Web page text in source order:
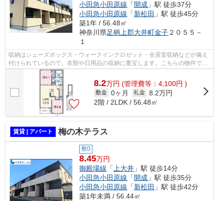
小田急小田原線 「開成 」駅 徒歩37分
小田急小田原線 「新松田 」駅 徒歩45分
築1年 / 56.48㎡
神奈川県足柄上郡大井町金子２０５５－
１
収納はシューズボックス・ウォークインクロゼット・全居室収納などが備え
付けられているので、衣類や日用品の収納に重宝します。こちらの物件でペ
ットの飼育をご希望の際は、事前に飼...
8.2万円 (管理費等：4,100円 )
敷金 0ヶ月 礼金 8.2万円
2階 / 2LDK / 56.48㎡
賃貸 | アパート 梅の木テラス
敷0
8.45万円
御殿場線 「 上大井 」駅 徒歩14分
小田急小田原線 「開成 」駅 徒歩35分
小田急小田原線 「新松田 」駅 徒歩42分
築1年未満 / 56.44㎡